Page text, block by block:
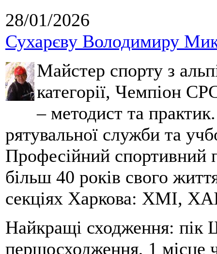
28/01/2026
Сухарєву Володимиру
Майстер спорту з
категорії, Чемпіон
– методист та
рятувальної служби та
Професійний спортивний
більш 40 років свого
секціях Харкова: ХМІ,
Найкращі сходження: пік
першосходження, 1 місце